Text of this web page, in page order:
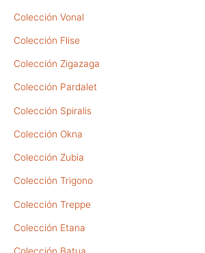
Colección Vonal
Colección Flise
Colección Zigazaga
Colección Pardalet
Colección Spiralis
Colección Okna
Colección Zubia
Colección Trigono
Colección Treppe
Colección Etana